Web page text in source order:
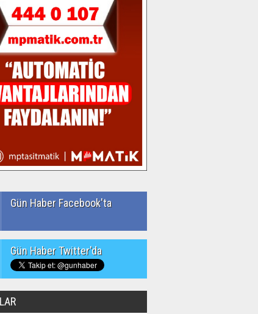
Gün Haber Facebook'ta
Gün Haber Twitter'da